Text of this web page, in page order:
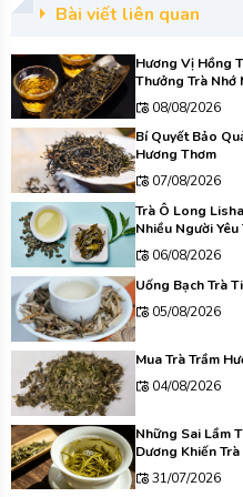
Bài viết liên quan
Hương Vị Hồng
Thưởng Trà Nhớ
08/08/2026
Bí Quyết Bảo
Hương Thơm
07/08/2026
Trà Ô Long
Nhiều Người Yêu
06/08/2026
Uống Bạch Trà
05/08/2026
Mua Trà Trầm
04/08/2026
Những Sai Lầm
Dương Khiến
31/07/2026